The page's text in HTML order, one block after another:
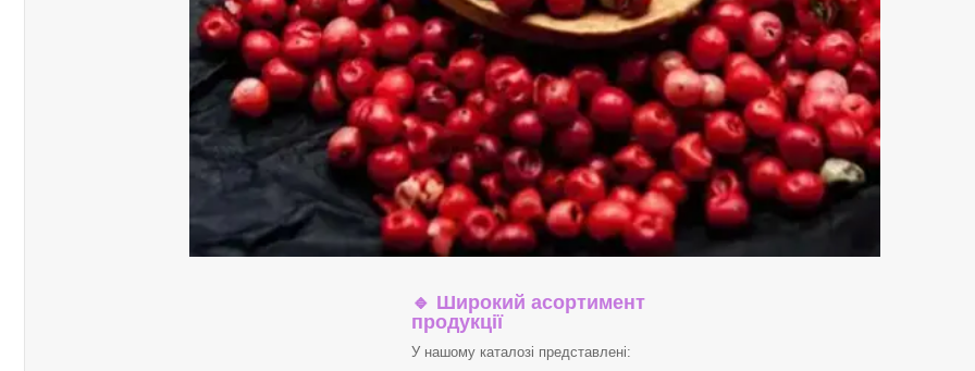
🔹 Широкий асортимент
продукції
У нашому каталозі представлені: